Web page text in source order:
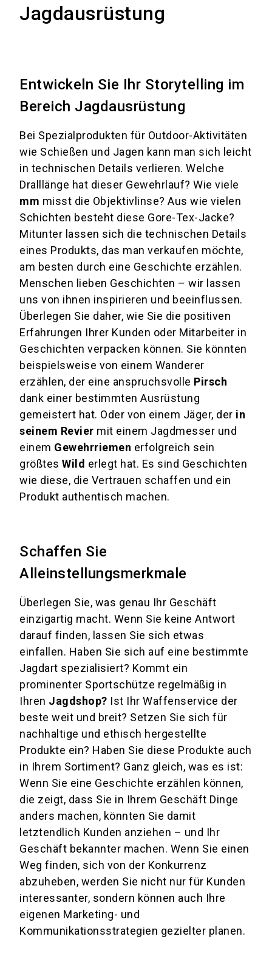
Jagdausrüstung
Entwickeln Sie Ihr Storytelling im
Bereich Jagdausrüstung
Bei Spezialprodukten für Outdoor-Aktivitäten
wie Schießen und Jagen kann man sich leicht
in technischen Details verlieren. Welche
Dralllänge hat dieser Gewehrlauf? Wie viele
mm misst die Objektivlinse? Aus wie vielen
Schichten besteht diese Gore-Tex-Jacke?
Mitunter lassen sich die technischen Details
eines Produkts, das man verkaufen möchte,
am besten durch eine Geschichte erzählen.
Menschen lieben Geschichten – wir lassen
uns von ihnen inspirieren und beeinflussen.
Überlegen Sie daher, wie Sie die positiven
Erfahrungen Ihrer Kunden oder Mitarbeiter in
Geschichten verpacken können. Sie könnten
beispielsweise von einem Wanderer
erzählen, der eine anspruchsvolle Pirsch
dank einer bestimmten Ausrüstung
gemeistert hat. Oder von einem Jäger, der in
seinem Revier mit einem Jagdmesser und
einem Gewehrriemen erfolgreich sein
größtes Wild erlegt hat. Es sind Geschichten
wie diese, die Vertrauen schaffen und ein
Produkt authentisch machen.
Schaffen Sie
Alleinstellungsmerkmale
Überlegen Sie, was genau Ihr Geschäft
einzigartig macht. Wenn Sie keine Antwort
darauf finden, lassen Sie sich etwas
einfallen. Haben Sie sich auf eine bestimmte
Jagdart spezialisiert? Kommt ein
prominenter Sportschütze regelmäßig in
Ihren Jagdshop? Ist Ihr Waffenservice der
beste weit und breit? Setzen Sie sich für
nachhaltige und ethisch hergestellte
Produkte ein? Haben Sie diese Produkte auch
in Ihrem Sortiment? Ganz gleich, was es ist:
Wenn Sie eine Geschichte erzählen können,
die zeigt, dass Sie in Ihrem Geschäft Dinge
anders machen, könnten Sie damit
letztendlich Kunden anziehen – und Ihr
Geschäft bekannter machen. Wenn Sie einen
Weg finden, sich von der Konkurrenz
abzuheben, werden Sie nicht nur für Kunden
interessanter, sondern können auch Ihre
eigenen Marketing- und
Kommunikationsstrategien gezielter planen.